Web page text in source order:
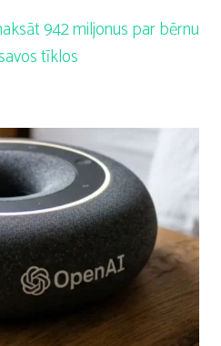
942 miljonus par bērnu
tīklos